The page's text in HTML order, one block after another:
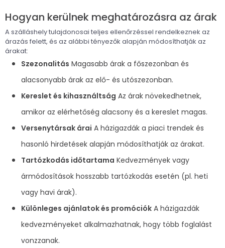
Hogyan kerülnek meghatározásra az árak
A szálláshely tulajdonosai teljes ellenőrzéssel rendelkeznek az
árazás felett, és az alábbi tényezők alapján módosíthatják az
árakat:
Szezonalitás Magasabb árak a főszezonban és
alacsonyabb árak az elő- és utószezonban.
Kereslet és kihasználtság Az árak növekedhetnek,
amikor az elérhetőség alacsony és a kereslet magas.
Versenytársak árai A házigazdák a piaci trendek és
hasonló hirdetések alapján módosíthatják az árakat.
Tartózkodás időtartama Kedvezmények vagy
ármódosítások hosszabb tartózkodás esetén (pl. heti
vagy havi árak).
Különleges ajánlatok és promóciók A házigazdák
kedvezményeket alkalmazhatnak, hogy több foglalást
vonzzanak.